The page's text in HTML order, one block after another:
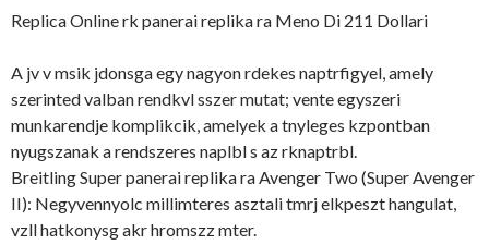
Replica Online rk panerai replika ra Meno Di 211 Dollari
A jv v msik jdonsga egy nagyon rdekes naptrfigyel, amely
szerinted valban rendkvl sszer mutat; vente egyszeri
munkarendje komplikcik, amelyek a tnyleges kzpontban
nyugszanak a rendszeres naplbl s az rknaptrbl.
Breitling Super panerai replika ra Avenger Two (Super Avenger
II): Negyvennyolc millimteres asztali tmrj elkpeszt hangulat,
vzll hatkonysg akr hromszz mter.